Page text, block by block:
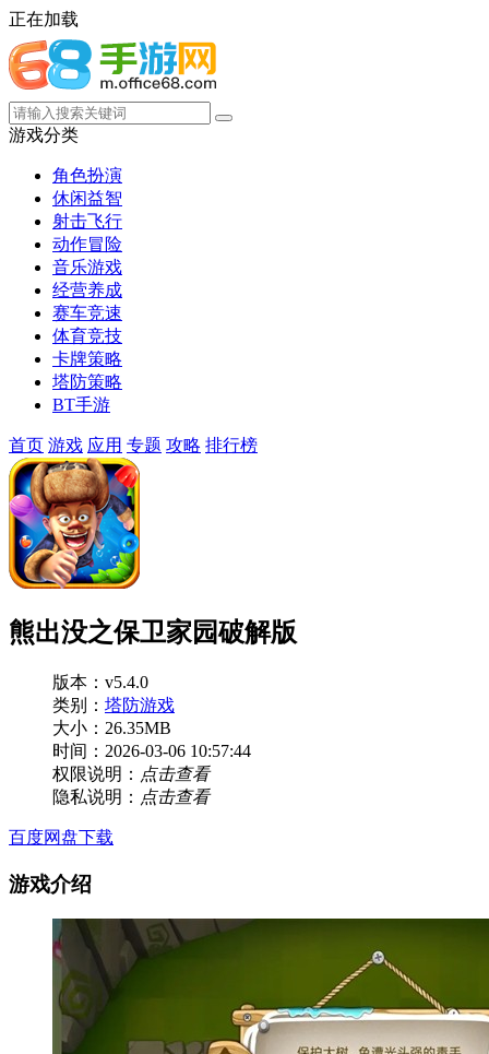
正在加载
游戏分类
角色扮演
休闲益智
射击飞行
动作冒险
音乐游戏
经营养成
赛车竞速
体育竞技
卡牌策略
塔防策略
BT手游
首页 游戏 应用 专题 攻略 排行榜
熊出没之保卫家园破解版
版本：v5.4.0
类别： 塔防游戏
大小：26.35MB
时间：2026-03-06 10:57:44
权限说明： 点击查看
隐私说明： 点击查看
百度网盘下载
游戏介绍